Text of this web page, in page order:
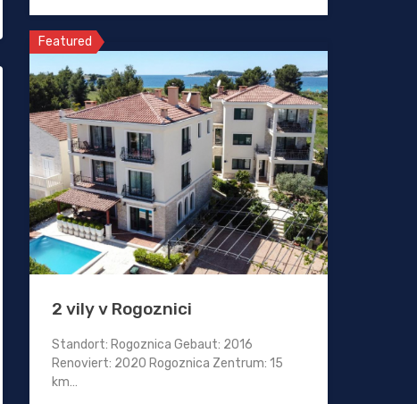
Featured
2 vily v Rogoznici
Standort: Rogoznica Gebaut: 2016
Renoviert: 2020 Rogoznica Zentrum: 15
km…